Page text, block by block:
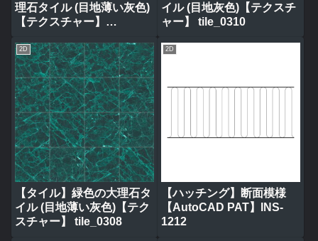
理石タイル (目地薄い灰色)
【テクスチャー】
イル (目地灰色)【テクスチ
ャー】 tile_0310
2D
【タイル】緑色の大理石タ
イル (目地薄い灰色)【テク
スチャー】 tile_0308
2D
【ハッチング】断面模様
【AutoCAD PAT】INS-
1212